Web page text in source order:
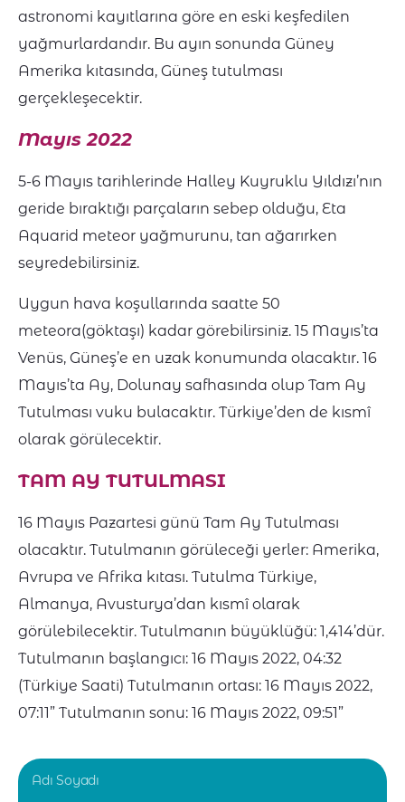
astronomi kayıtlarına göre en eski keşfedilen
yağmurlardandır. Bu ayın sonunda Güney
Amerika kıtasında, Güneş tutulması
gerçekleşecektir.
Mayıs 2022
5-6 Mayıs tarihlerinde Halley Kuyruklu Yıldızı’nın
geride bıraktığı parçaların sebep olduğu, Eta
Aquarid meteor yağmurunu, tan ağarırken
seyredebilirsiniz.
Uygun hava koşullarında saatte 50
meteora(göktaşı) kadar görebilirsiniz. 15 Mayıs’ta
Venüs, Güneş’e en uzak konumunda olacaktır. 16
Mayıs’ta Ay, Dolunay safhasında olup Tam Ay
Tutulması vuku bulacaktır. Türkiye’den de kısmî
olarak görülecektir.
TAM AY TUTULMASI
16 Mayıs Pazartesi günü Tam Ay Tutulması
olacaktır. Tutulmanın görüleceği yerler: Amerika,
Avrupa ve Afrika kıtası. Tutulma Türkiye,
Almanya, Avusturya’dan kısmî olarak
görülebilecektir. Tutulmanın büyüklüğü: 1,414’dür.
Tutulmanın başlangıcı: 16 Mayıs 2022, 04:32
(Türkiye Saati) Tutulmanın ortası: 16 Mayıs 2022,
07:11” Tutulmanın sonu: 16 Mayıs 2022, 09:51”
Adı Soyadı